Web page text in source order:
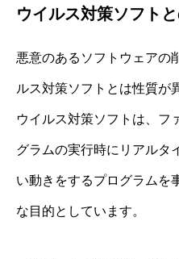
ウイルス対策ソフト
悪意のあるソフトウェアの
ルス対策ソフトとは性質が
ウイルス対策ソフトは、フ
グラムの実行時にリアルタ
い動きをするプログラムを
な目的としています。